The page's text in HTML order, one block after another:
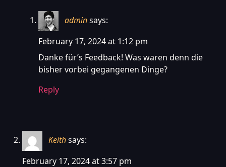
adminsays:
February 17, 2024 at 1:12 pm
Danke für’s Feedback! Was waren denn die
bisher vorbei gegangenen Dinge?
Reply
Keithsays:
February 17, 2024 at 3:57 pm